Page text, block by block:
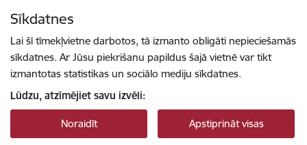
Sīkdatnes
Lai šī tīmekļvietne darbotos, tā izmanto obligāti nepieciešamās
sīkdatnes. Ar Jūsu piekrišanu papildus šajā vietnē var tikt
izmantotas statistikas un sociālo mediju sīkdatnes.
Lūdzu, atzīmējiet savu izvēli:
Noraidīt Apstiprināt visas